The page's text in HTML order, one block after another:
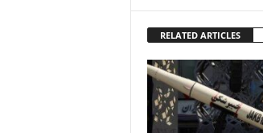
RELATED ARTICLES